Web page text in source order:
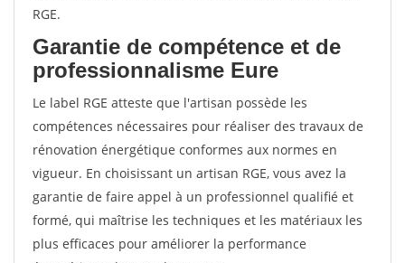
RGE.
Garantie de compétence et de
professionnalisme Eure
Le label RGE atteste que l'artisan possède les
compétences nécessaires pour réaliser des travaux de
rénovation énergétique conformes aux normes en
vigueur. En choisissant un artisan RGE, vous avez la
garantie de faire appel à un professionnel qualifié et
formé, qui maîtrise les techniques et les matériaux les
plus efficaces pour améliorer la performance